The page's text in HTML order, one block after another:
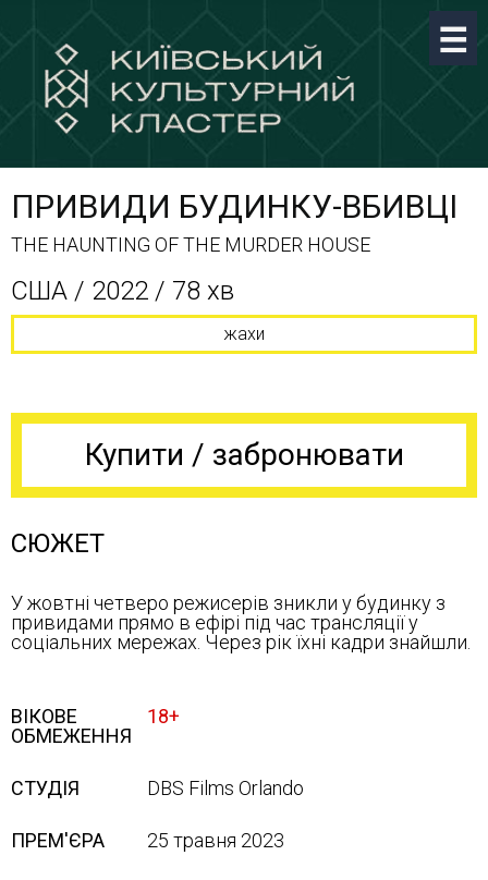
ПРИВИДИ БУДИНКУ-ВБИВЦІ
THE HAUNTING OF THE MURDER HOUSE
США / 2022 / 78 хв
жахи
Купити / забронювати
СЮЖЕТ
У жовтні четверо режисерів зникли у будинку з
привидами прямо в ефірі під час трансляції у
соціальних мережах. Через рік їхні кадри знайшли.
ВІКОВЕ
ОБМЕЖЕННЯ
18+
СТУДІЯ DBS Films Orlando
ПРЕМ'ЄРА 25 травня 2023